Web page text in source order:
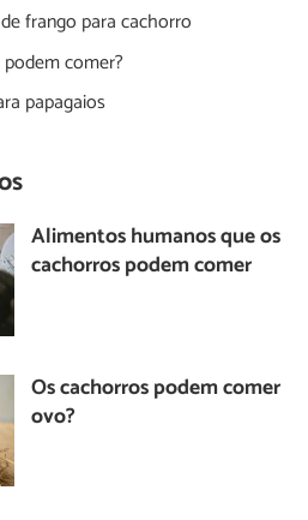
frango para cachorro
comer?
papagaios
Alimentos humanos que os
cachorros podem comer
Os cachorros podem comer
ovo?